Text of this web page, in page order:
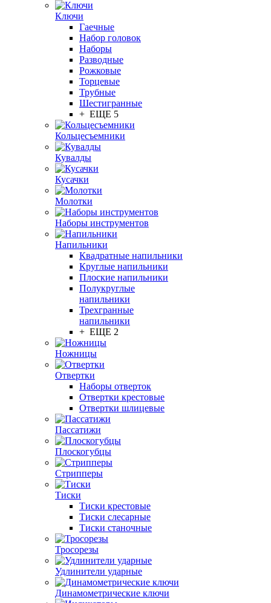
Ключи
Гаечные
Набор головок
Наборы
Разводные
Рожковые
Торцевые
Трубные
Шестигранные
+ ЕЩЕ 5
Кольцесъемники
Кувалды
Кусачки
Молотки
Наборы инструментов
Напильники
Квадратные напильники
Круглые напильники
Плоские напильники
Полукруглые
напильники
Трехгранные
напильники
+ ЕЩЕ 2
Ножницы
Отвертки
Наборы отверток
Отвертки крестовые
Отвертки шлицевые
Пассатижи
Плоскогубцы
Стрипперы
Тиски
Тиски крестовые
Тиски слесарные
Тиски станочные
Тросорезы
Удлинители ударные
Динамометрические ключи